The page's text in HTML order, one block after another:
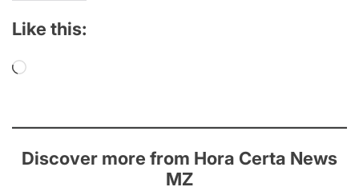
Like this:
Loading…
Discover more from Hora Certa News
MZ